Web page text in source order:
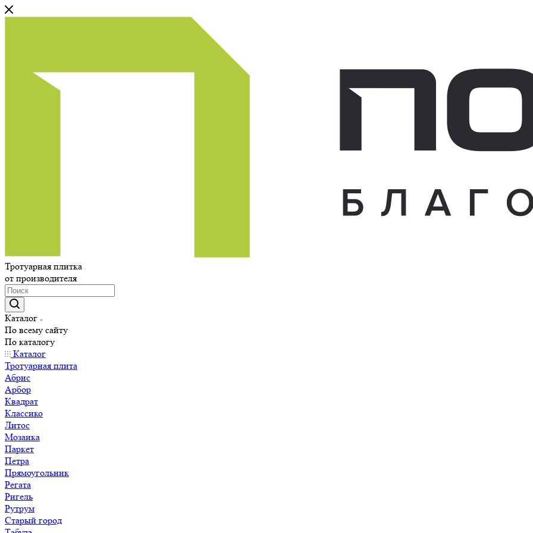
Тротуарная плитка
от производителя
Каталог
По всему сайту
По каталогу
Каталог
Тротуарная плита
Абрис
Арбор
Квадрат
Классико
Литос
Мозаика
Паркет
Петра
Прямоугольник
Регата
Ригель
Рутрум
Старый город